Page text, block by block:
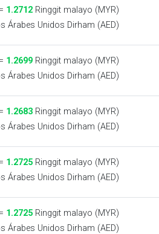
1.2712 Ringgit malayo (MYR)
Árabes Unidos Dirham (AED)
1.2699 Ringgit malayo (MYR)
Árabes Unidos Dirham (AED)
1.2683 Ringgit malayo (MYR)
Árabes Unidos Dirham (AED)
1.2725 Ringgit malayo (MYR)
Árabes Unidos Dirham (AED)
1.2725 Ringgit malayo (MYR)
Árabes Unidos Dirham (AED)